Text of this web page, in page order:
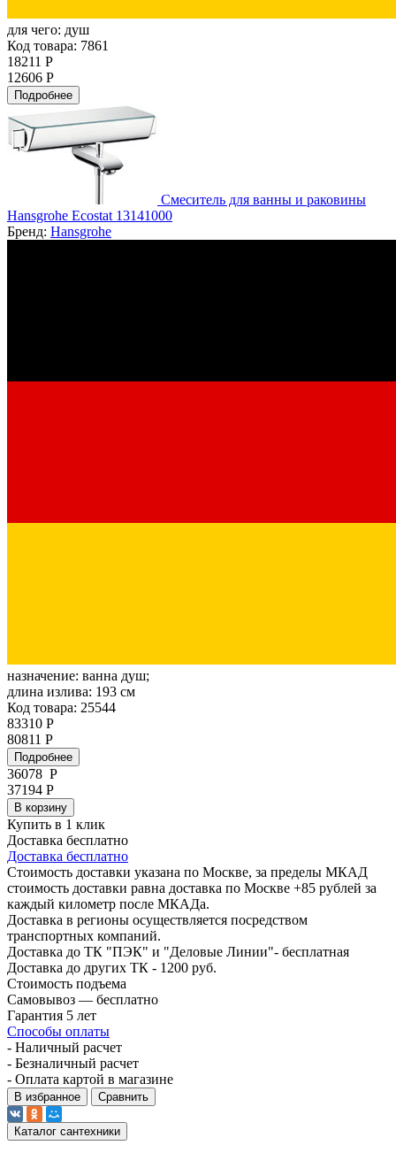
для чего: душ
Код товара: 7861
18211 Р
12606 Р
Подробнее
Смеситель для ванны и раковины
Hansgrohe Ecostat 13141000
Бренд: Hansgrohe
назначение: ванна душ;
длина излива: 193 см
Код товара: 25544
83310 Р
80811 Р
Подробнее
36078 Р
37194 Р
В корзину
Купить в 1 клик
Доставка бесплатно
Доставка бесплатно
Стоимость доставки указана по Москве, за пределы МКАД
стоимость доставки равна доставка по Москве +85 рублей за
каждый километр после МКАДа.
Доставка в регионы осуществляется посредством
транспортных компаний.
Доставка до ТК "ПЭК" и "Деловые Линии"- бесплатная
Доставка до других ТК - 1200 руб.
Стоимость подъема
Самовывоз — бесплатно
Гарантия 5 лет
Способы оплаты
- Наличный расчет
- Безналичный расчет
- Оплата картой в магазине
В избранное Сравнить
Каталог сантехники